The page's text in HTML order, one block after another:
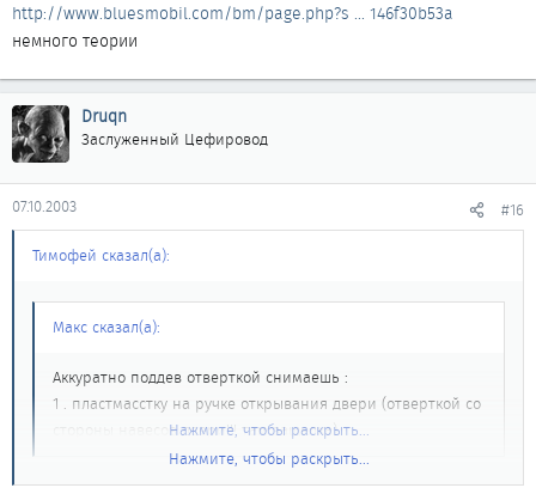
http://www.bluesmobil.com/bm/page.php?s ... 146f30b53a
немного теории
Druqn
Заслуженный Цефировод
07.10.2003 #16
Тимофей сказал(а):
Макс сказал(а):
Аккуратно поддев отверткой снимаешь :
1 . пластмасстку на ручке открывания двери (отверткой со
стороны навесов двери!!! там защелка)
Нажмите, чтобы раскрыть...
Нажмите, чтобы раскрыть...